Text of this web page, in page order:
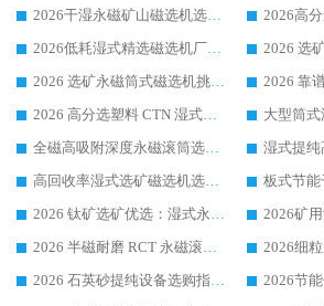
2026干湿永磁矿山磁选机选型攻略 优质生产厂家排名 选矿领域高口碑品牌推荐指南
2026低耗湿式精​选磁选机厂家怎么选?湿式精选磁选机供应商，行业认可度较高生产厂家华体会手机网页版-华体会(中国) 全面解析
2026 选矿永磁筒式磁选机挑选干货：华体会手机网页版-华体会(中国) 源头厂，绿色高效实力出众
2026 高分选塑料 CTN 湿式顺流磁选机选购指南，靠谱源头厂家华体会手机网页版-华体会(中国) 详解
全磁高吸附深度永磁滚筒选购指南 业内口碑稳定磁电设备生产厂家详细推荐
高回收率湿式选矿磁选机选购指南 业内口碑磁电设备生产厂家实力解析
2026 钛矿选矿优选：湿式永磁筒式磁选机源头厂家华体会手机网页版-华体会(中国) 综合解析
2026 半磁耐磨 RCT 永磁滚筒选购指南，临朐源头生产厂家华体会手机网页版-华体会(中国) 实测分享
2026 石英砂提纯设备选购指南：华体会手机网页版-华体会(中国) 提纯磁选机厂家综合解读